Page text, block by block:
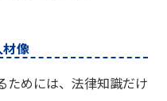
像
ためには、法律知識だけ